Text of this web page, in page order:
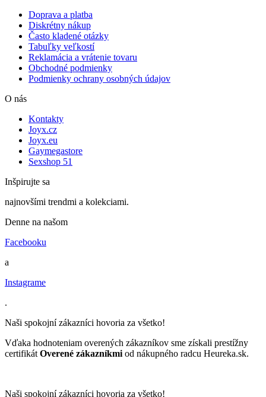
Doprava a platba
Diskrétny nákup
Často kladené otázky
Tabuľky veľkostí
Reklamácia a vrátenie tovaru
Obchodné podmienky
Podmienky ochrany osobných údajov
O nás
Kontakty
Joyx.cz
Joyx.eu
Gaymegastore
Sexshop 51
Inšpirujte sa
najnovšími trendmi a kolekciami.
Denne na našom
Facebooku
a
Instagrame
.
Naši spokojní zákazníci hovoria za všetko!
Vďaka hodnoteniam overených zákazníkov sme získali prestížny
certifikát Overené zákazníkmi od nákupného radcu Heureka.sk.
Naši spokojní zákazníci hovoria za všetko!